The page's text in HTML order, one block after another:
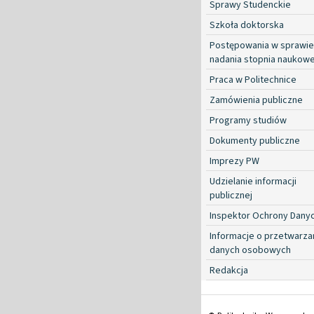
Sprawy Studenckie
Szkoła doktorska
Postępowania w sprawie
nadania stopnia
Praca w Politechnice
Zamówienia publiczne
Programy studiów
Dokumenty publiczne
Imprezy PW
Udzielanie informacji
publicznej
Inspektor Ochrony
Informacje o
danych osobowych
Redakcja